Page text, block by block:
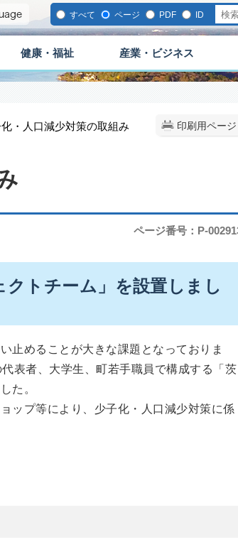
すべて ページ PDF ID
健康・福祉 産業・ビジネス
印刷用ページ
・人口減少対策の取組み
ページ番号：P-
クトチーム」を設置しまし
止めることが大きな課題となっておりま
表者、大学生、町若手職員で構成する「茨
た。
ップ等により、少子化・人口減少対策に係